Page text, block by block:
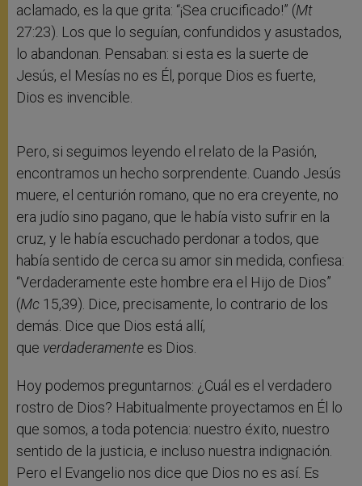
aclamado, es la que grita: “¡Sea crucificado!” (Mt
27:23). Los que lo seguían, confundidos y asustados,
lo abandonan. Pensaban: si esta es la suerte de
Jesús, el Mesías no es Él, porque Dios es fuerte,
Dios es invencible.
Pero, si seguimos leyendo el relato de la Pasión,
encontramos un hecho sorprendente. Cuando Jesús
muere, el centurión romano, que no era creyente, no
era judío sino pagano, que le había visto sufrir en la
cruz, y le había escuchado perdonar a todos, que
había sentido de cerca su amor sin medida, confiesa:
“Verdaderamente este hombre era el Hijo de Dios”
(Mc 15,39). Dice, precisamente, lo contrario de los
demás. Dice que Dios está allí,
que verdaderamente es Dios.
Hoy podemos preguntarnos: ¿Cuál es el verdadero
rostro de Dios? Habitualmente proyectamos en Él lo
que somos, a toda potencia: nuestro éxito, nuestro
sentido de la justicia, e incluso nuestra indignación.
Pero el Evangelio nos dice que Dios no es así. Es